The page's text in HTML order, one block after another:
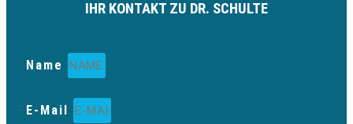
IHR KONTAKT ZU DR. SCHULTE
Name
E-Mail